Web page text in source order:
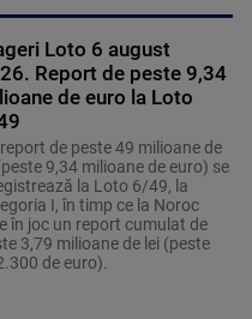
Loto 6 august
Report de peste 9,34
de euro la Loto
de peste 49 milioane de
9,34 milioane de euro) se
la Loto 6/49, la
I, în timp ce la Noroc
în joc un report cumulat de
3,79 milioane de lei (peste
de euro).